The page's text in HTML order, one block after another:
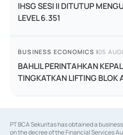
IHSG SESI II DITUTUP
LEVEL 6.351
BUSINESS ECONOMICS |05
BAHLIL PERINTAHKAN
TINGKATKAN LIFTING BLOK
PT BCA Sekuritas has obtained a
on the decree of the Financial Services